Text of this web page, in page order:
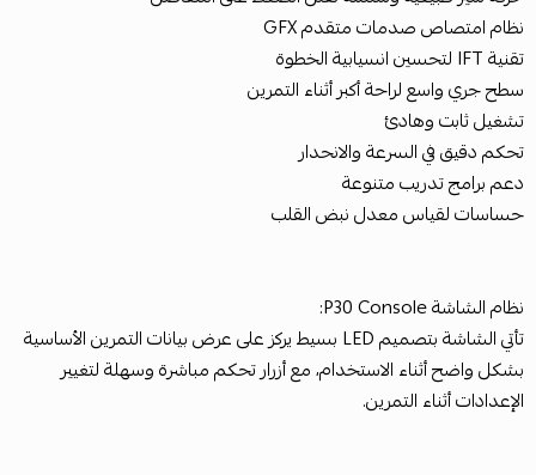
نظام امتصاص صدمات متقدم GFX
تقنية IFT لتحسين انسيابية الخطوة
سطح جري واسع لراحة أكبر أثناء التمرين
تشغيل ثابت وهادئ
تحكم دقيق في السرعة والانحدار
دعم برامج تدريب متنوعة
حساسات لقياس معدل نبض القلب
نظام الشاشة P30 Console:
تأتي الشاشة بتصميم LED بسيط يركز على عرض بيانات التمرين الأساسية
بشكل واضح أثناء الاستخدام، مع أزرار تحكم مباشرة وسهلة لتغيير
الإعدادات أثناء التمرين.